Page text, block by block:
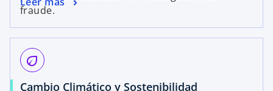
fraude.
eco
Cambio Climático y Sostenibilidad